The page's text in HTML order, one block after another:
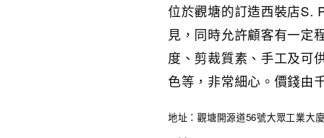
位於觀塘的訂造西裝店S.
見，同時允許顧客有一定
度、剪裁質素、手工及可
色等，非常細心。價錢由
地址：觀塘開源道56號大眾工業大